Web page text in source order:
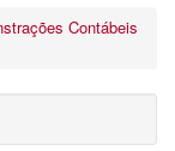
Contábeis